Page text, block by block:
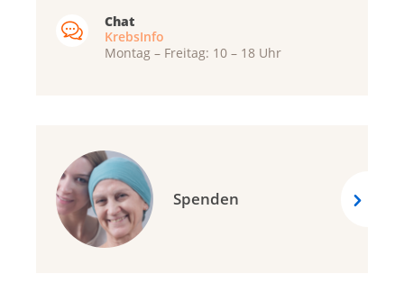
Chat
KrebsInfo
Montag – Freitag: 10 – 18 Uhr
Spenden